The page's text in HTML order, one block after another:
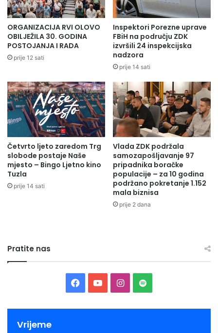
ORGANIZACIJA RVI OLOVO
OBILJEŽILA 30. GODINA
POSTOJANJA I RADA
prije 12 sati
Inspektori Porezne uprave
FBiH na području ZDK
izvršili 24 inspekcijska
nadzora
prije 14 sati
Četvrto ljeto zaredom Trg
slobode postaje Naše
mjesto – Bingo Ljetno kino
Tuzla
prije 14 sati
Vlada ZDK podržala
samozapošljavanje 97
pripadnika boračke
populacije – za 10 godina
podržano pokretanje 1.152
mala biznisa
prije 2 dana
Pratite nas
Facebook
YouTubeInstagram
Spotify
Vrijeme